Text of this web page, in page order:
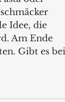
Idee, die
Am Ende
Gibt es bei